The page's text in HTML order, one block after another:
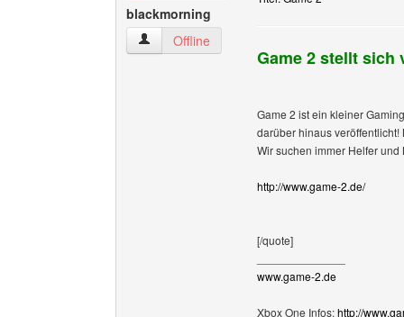
blackmorning
blackmorning Benutzer-Profile anzeigen
Offline
Game 2 stellt sich
Game 2 ist ein kleiner
darüber hinaus
Wir suchen immer Helfer
http://www.game-2.de/
[/quote]
www.game-2.de
Xbox One Infos:http://